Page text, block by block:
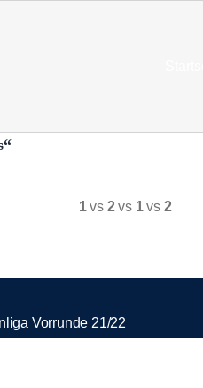
1vs 2vs 1vs 2
Vorrunde 21/22